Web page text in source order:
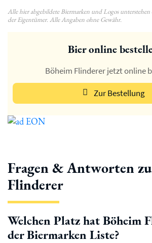
Alle hier abgebildete Biermarken und Logos
der Eigentümer. Alle Angaben ohne Gewähr.
Bier online
Böheim Flinderer jetzt online
Zur Bestellung
Fragen & Antworten
Flinderer
Welchen Platz hat Böheim
der Biermarken Liste?